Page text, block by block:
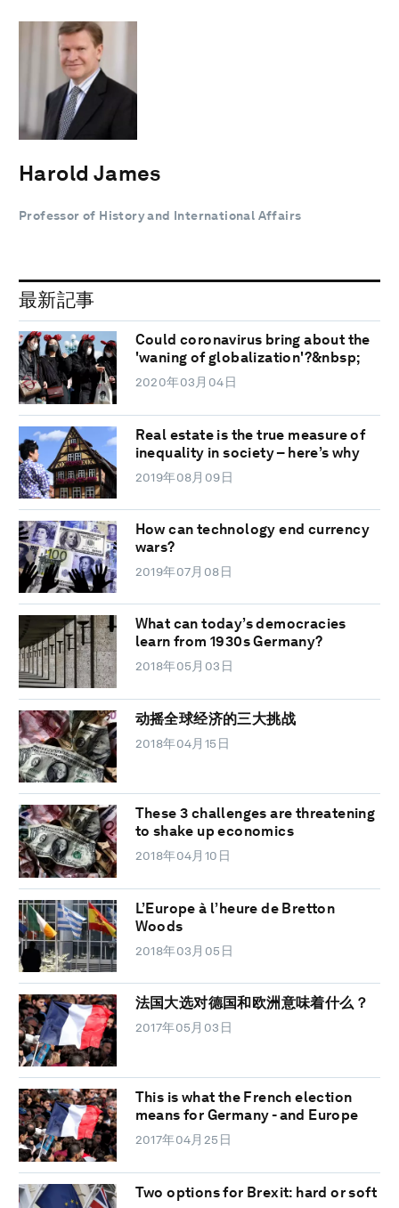
Harold James
Professor of History and International Affairs
最新記事
Could coronavirus bring about the
'waning of globalization'?&nbsp;
2020年03月04日
Real estate is the true measure of
inequality in society – here’s why
2019年08月09日
How can technology end currency
wars?
2019年07月08日
What can today’s democracies
learn from 1930s Germany?
2018年05月03日
动摇全球经济的三大挑战
2018年04月15日
These 3 challenges are threatening
to shake up economics
2018年04月10日
L’Europe à l’heure de Bretton
Woods
2018年03月05日
法国大选对德国和欧洲意味着什么？
2017年05月03日
This is what the French election
means for Germany - and Europe
2017年04月25日
Two options for Brexit: hard or soft